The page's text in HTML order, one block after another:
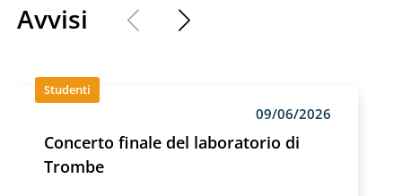
Avvisi
Studenti
09/06/2026
Concerto finale del laboratorio di
Trombe